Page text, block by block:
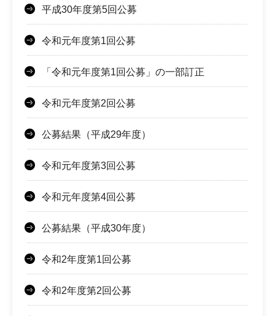
平成30年度第5回公募
令和元年度第1回公募
「令和元年度第1回公募」の一部訂正
令和元年度第2回公募
公募結果（平成29年度）
令和元年度第3回公募
令和元年度第4回公募
公募結果（平成30年度）
令和2年度第1回公募
令和2年度第2回公募